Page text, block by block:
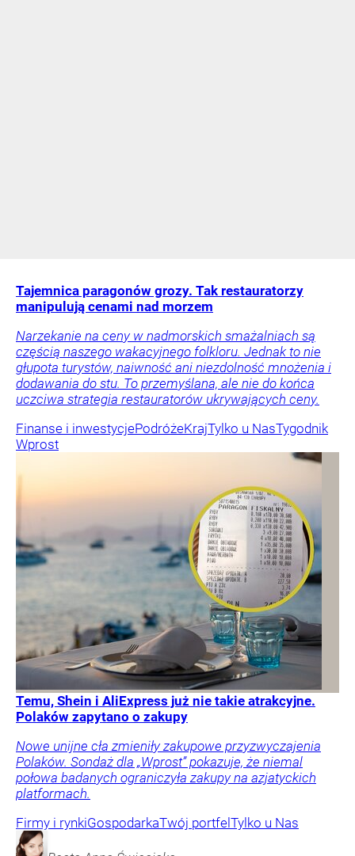
Tajemnica paragonów grozy. Tak restauratorzy
manipulują cenami nad morzem
Narzekanie na ceny w nadmorskich smażalniach są
częścią naszego wakacyjnego folkloru. Jednak to nie
głupota turystów, naiwność ani niezdolność mnożenia i
dodawania do stu. To przemyślana, ale nie do końca
uczciwa strategia restauratorów ukrywających ceny.
Finanse i inwestycjePodróżeKrajTylko u NasTygodnik
Wprost
Temu, Shein i AliExpress już nie takie atrakcyjne.
Polaków zapytano o zakupy
Nowe unijne cła zmieniły zakupowe przyzwyczajenia
Polaków. Sondaż dla „Wprost” pokazuje, że niemal
połowa badanych ograniczyła zakupy na azjatyckich
platformach.
Firmy i rynkiGospodarkaTwój portfel Tylko u Nas